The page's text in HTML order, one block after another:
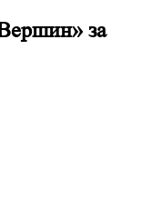
за